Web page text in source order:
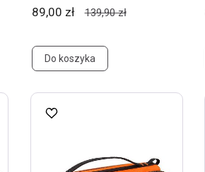
89,00 zł 139,90 zł
Do koszyka